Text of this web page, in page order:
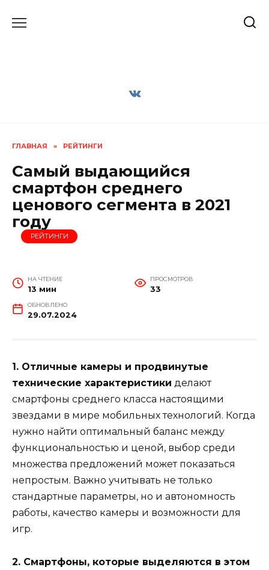
ГЛАВНАЯ » РЕЙТИНГИ
Самый выдающийся
смартфон среднего
ценового сегмента в 2021
году
РЕЙТИНГИ
НА ЧТЕНИЕ
13 мин
ПРОСМОТРОВ
33
ОБНОВЛЕНО
29.07.2024
1. Отличные камеры и продвинутые
технические характеристики делают
смартфоны среднего класса настоящими
звездами в мире мобильных технологий. Когда
нужно найти оптимальный баланс между
функциональностью и ценой, выбор среди
множества предложений может показаться
непростым. Важно учитывать не только
стандартные параметры, но и автономность
работы, качество камеры и возможности для
игр.
2. Смартфоны, которые выделяются в этом